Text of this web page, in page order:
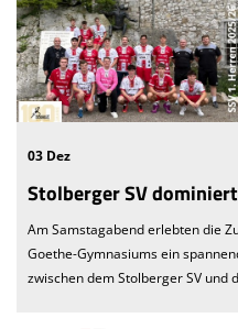
03 Dez
Stolberger SV
Am Samstagabend erlebten die
Goethe-Gymnasiums ein
zwischen dem Stolberger SV und